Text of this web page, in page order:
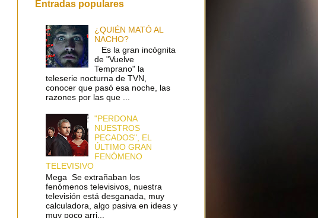
Entradas populares
¿QUIÉN MATÓ AL
NACHO?
Es la gran incógnita
de "Vuelve
Temprano" la
teleserie nocturna de TVN,
conocer que pasó esa noche, las
razones por las que ...
"PERDONA
NUESTROS
PECADOS", EL
ÚLTIMO GRAN
FENÓMENO
TELEVISIVO
Mega Se extrañaban los
fenómenos televisivos, nuestra
televisión está desganada, muy
calculadora, algo pasiva en ideas y
muy poco arri...